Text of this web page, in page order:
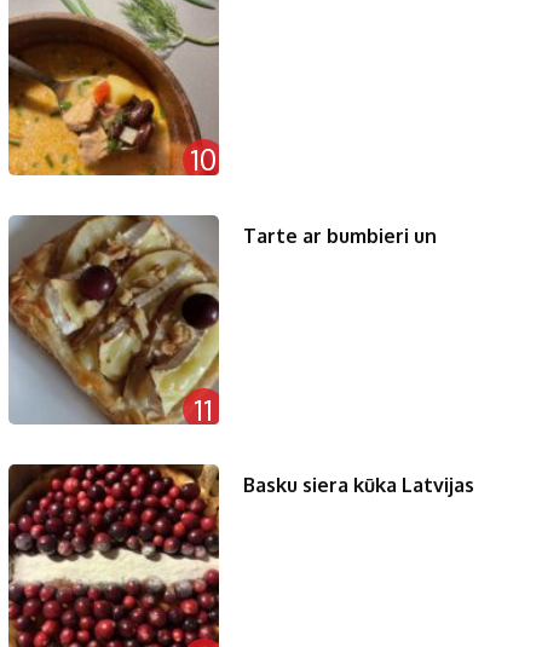
10
11
Tarte ar bumbieri un
Basku siera kūka Latvijas